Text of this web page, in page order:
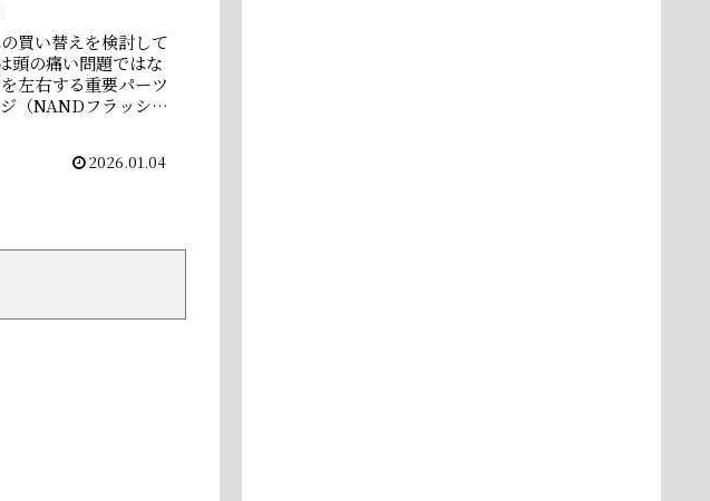
買い替えを検討して
頭の痛い問題ではな
左右する重要パーツ
（NANDフラッシ
2026.01.04